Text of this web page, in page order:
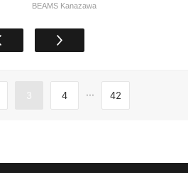
BEAMS Kanazawa
3 4 ... 42